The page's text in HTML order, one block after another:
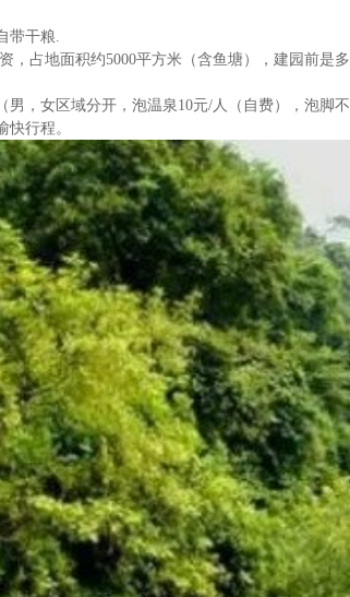
带干粮.
，占地面积约5000平方米（含鱼塘），建园前
，女区域分开，泡温泉10元/人（自费），泡脚不
行程。